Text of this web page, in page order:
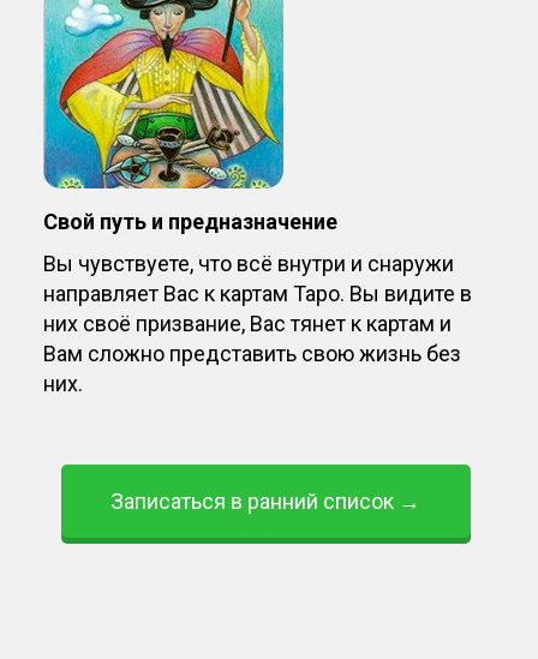
Свой путь и предназначение
Вы чувствуете, что всё внутри и снаружи
направляет Вас к картам Таро. Вы видите в
них своё призвание, Вас тянет к картам и
Вам сложно представить свою жизнь без
них.
Записаться в ранний список →